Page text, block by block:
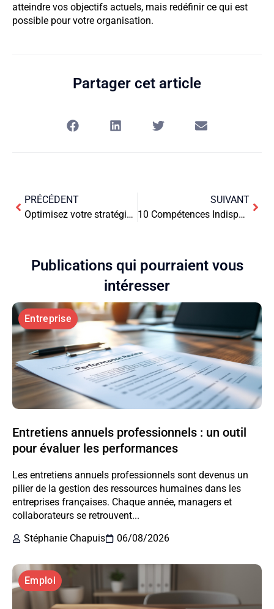
atteindre vos objectifs actuels, mais redéfinir ce qui est
possible pour votre organisation.
Partager cet article
PRÉCÉDENT
Optimisez votre stratégie avec une vue client 360 complète
SUIVANT
10 Compétences Indispensables pour Devenir un Officier de Police d’Exception
Publications qui pourraient vous
intéresser
Entreprise
Entretiens annuels professionnels : un outil
pour évaluer les performances
Les entretiens annuels professionnels sont devenus un
pilier de la gestion des ressources humaines dans les
entreprises françaises. Chaque année, managers et
collaborateurs se retrouvent...
Stéphanie Chapuis
06/08/2026
Emploi